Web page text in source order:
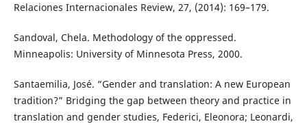
Relaciones Internacionales Review, 27, (2014): 169–179.
Sandoval, Chela. Methodology of the oppressed.
Minneapolis: University of Minnesota Press, 2000.
Santaemilia, José. “Gender and translation: A new European
tradition?” Bridging the gap between theory and practice in
translation and gender studies, Federici, Eleonora; Leonardi,